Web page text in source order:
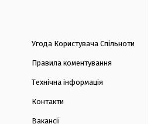
Угода Користувача Спільноти
Правила коментування
Технічна інформація
Контакти
Вакансії